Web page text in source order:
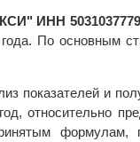
ИНН 5031037779
года. По
показателей и
относительно